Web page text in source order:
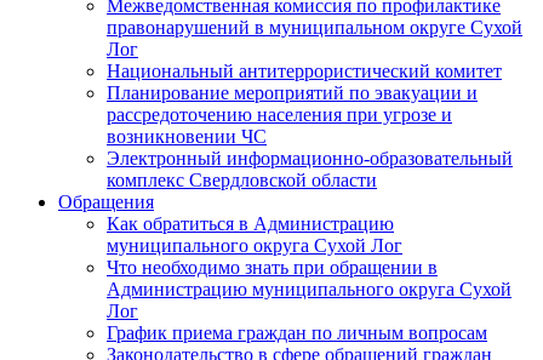
Межведомственная комиссия по профилактике
правонарушений в муниципальном округе Сухой
Лог
Национальный антитеррористический комитет
Планирование мероприятий по эвакуации и
рассредоточению населения при угрозе и
возникновении ЧС
Электронный информационно-образовательный
комплекс Свердловской области
Обращения
Как обратиться в Администрацию
муниципального округа Сухой Лог
Что необходимо знать при обращении в
Администрацию муниципального округа Сухой
Лог
График приема граждан по личным вопросам
Законодательство в сфере обращений граждан